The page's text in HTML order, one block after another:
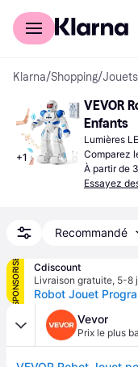
Acheter avec Klarna
Klarna/Shopping/Jouets
+1
VEVOR
Enfants
Lumières
Comparez
À partir de
Essayez
Recommandé
SPONSORISÉ
Cdiscount
Livraison gratuite, 5-8
Vevor
Prix le plus